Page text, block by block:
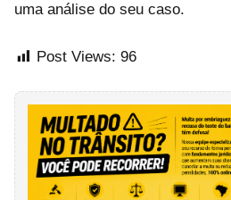
uma análise do seu caso.
Post Views: 96